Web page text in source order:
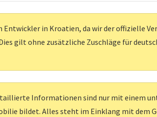
in Kroatien, da wir der offizielle
gilt ohne zusätzliche Zuschläge für
Informationen sind nur mit einem
bildet. Alles steht im Einklang mit dem